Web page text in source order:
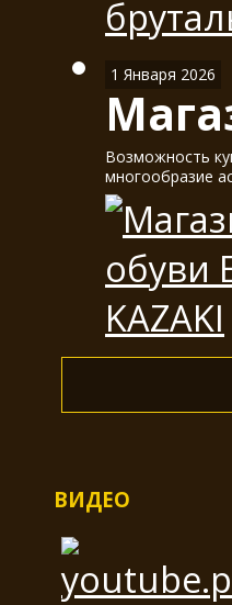
1 Января 2026
Возможность
многообразие
ВИДЕО